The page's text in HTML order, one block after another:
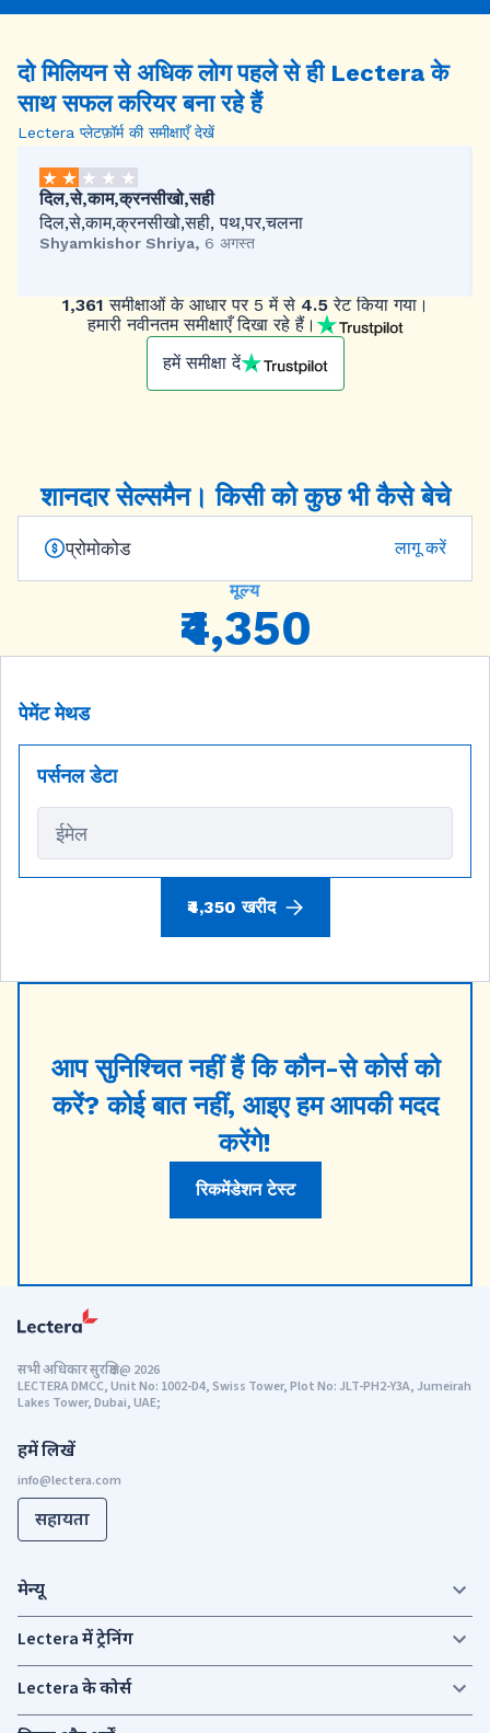
दो मिलियन से अधिक लोगपहले से ही Lectera के
साथ सफल करियर बना रहे हैं
Lectera प्लेटफ़ॉर्म की समीक्षाएँ देखें
दिल,से,काम,क्रनसीखो,सही
दिल,से,काम,क्रनसीखो,सही, पथ,पर,चलना
Shyamkishor Shriya, 6 अगस्त
1,361 समीक्षाओं के आधार पर 5 में से 4.5रेट किया गया।
हमारी नवीनतम समीक्षाएँ दिखा रहे हैं।
हमें समीक्षा दें
शानदार सेल्समैन। किसी को कुछ भी कैसे बेचे
लागू करें
मूल्य
₹4,350
पेमेंट मेथड
पर्सनल डेटा
ईमेल
₹4,350 खरीद
आप सुनिश्चित नहीं हैं कि कौन-से कोर्स को
करें? कोई बात नहीं, आइए हम आपकी मदद
करेंगे!
रिकमेंडेशन टेस्ट
हमें लिखें
सहायता
सभी अधिकार सुरक्षित@ 2026
LECTERA DMCC, Unit No: 1002-D4, Swiss Tower, Plot No: JLT-PH2-Y3A, Jumeirah
Lakes Tower, Dubai, UAE;
मेन्यू
Lectera में ट्रेनिंग
Lectera के कोर्स